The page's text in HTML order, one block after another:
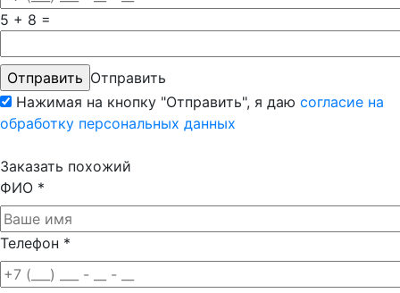
5 + 8 =
Отправить
Нажимая на кнопку "Отправить", я даю согласие на
обработку персональных данных
Заказать похожий
ФИО *
Телефон *